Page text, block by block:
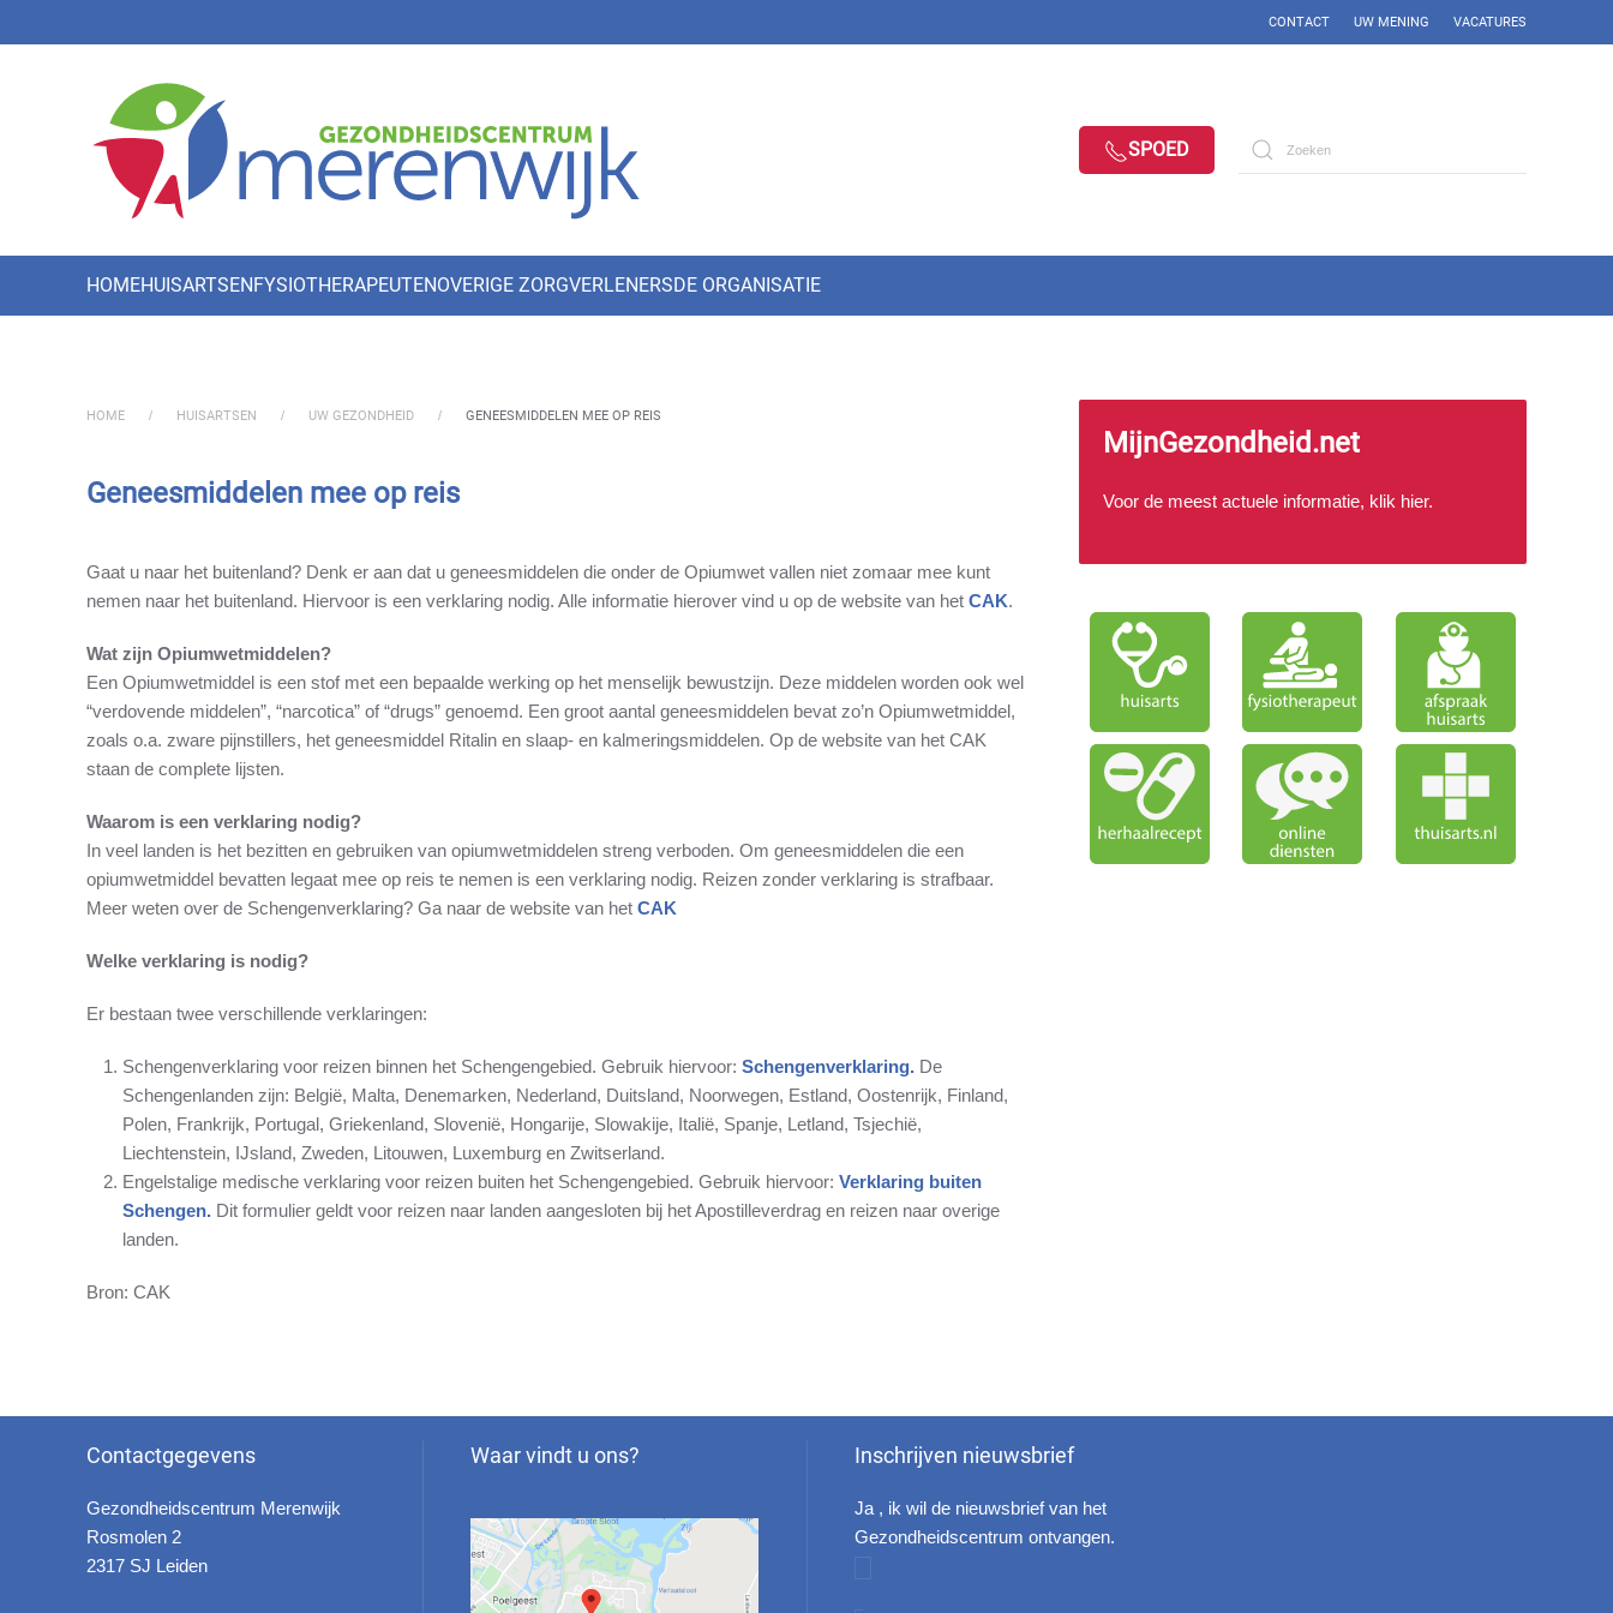
CONTACT UW MENING VACATURES
SPOED
HOMEHUISARTSEN FYSIOTHERAPEUTENOVERIGE ZORGVERLENERSDE ORGANISATIE
HOME HUISARTSEN UW GEZONDHEID GENEESMIDDELEN MEE OP REIS
Geneesmiddelen mee op reis
Gaat u naar het buitenland? Denk er aan dat u geneesmiddelen die onder de Opiumwet vallen niet zomaar mee kunt
nemen naar het buitenland. Hiervoor is een verklaring nodig. Alle informatie hierover vind u op de website van het CAK.
Wat zijn Opiumwetmiddelen?
Een Opiumwetmiddel is een stof met een bepaalde werking op het menselijk bewustzijn. Deze middelen worden ook wel
“verdovende middelen”, “narcotica” of “drugs” genoemd. Een groot aantal geneesmiddelen bevat zo’n Opiumwetmiddel,
zoals o.a. zware pijnstillers, het geneesmiddel Ritalin en slaap- en kalmeringsmiddelen. Op de website van het CAK
staan de complete lijsten.
Waarom is een verklaring nodig?
In veel landen is het bezitten en gebruiken van opiumwetmiddelen streng verboden. Om geneesmiddelen die een
opiumwetmiddel bevatten legaat mee op reis te nemen is een verklaring nodig. Reizen zonder verklaring is strafbaar.
Meer weten over de Schengenverklaring? Ga naar de website van het CAK
Welke verklaring is nodig?
Er bestaan twee verschillende verklaringen:
Schengenverklaring voor reizen binnen het Schengengebied. Gebruik hiervoor: Schengenverklaring. De
Schengenlanden zijn: België, Malta, Denemarken, Nederland, Duitsland, Noorwegen, Estland, Oostenrijk, Finland,
Polen, Frankrijk, Portugal, Griekenland, Slovenië, Hongarije, Slowakije, Italië, Spanje, Letland, Tsjechië,
Liechtenstein, IJsland, Zweden, Litouwen, Luxemburg en Zwitserland.
Engelstalige medische verklaring voor reizen buiten het Schengengebied. Gebruik hiervoor: Verklaring buiten
Schengen. Dit formulier geldt voor reizen naar landen aangesloten bij het Apostilleverdrag en reizen naar overige
landen.
Bron: CAK
MijnGezondheid.net
Voor de meest actuele informatie, klik hier.
Contactgegevens
Gezondheidscentrum Merenwijk
Rosmolen 2
2317 SJ Leiden
Waar vindt u ons? Inschrijven nieuwsbrief
Ja , ik wil de nieuwsbrief van het
Gezondheidscentrum ontvangen.